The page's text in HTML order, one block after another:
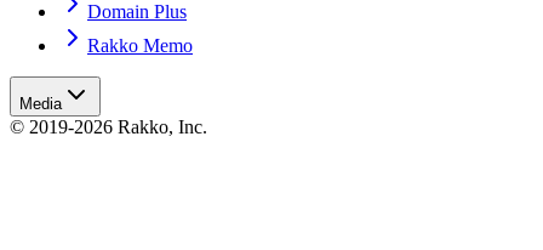
Domain Plus
Rakko Memo
Media
© 2019-2026 Rakko, Inc.